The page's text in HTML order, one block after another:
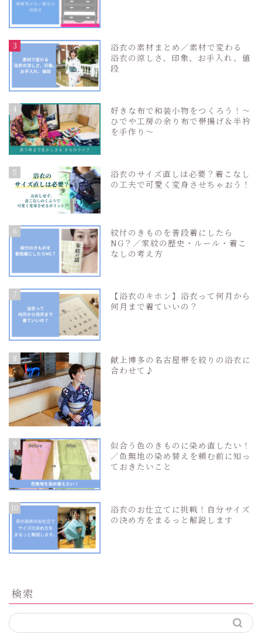
3
浴衣の素材まとめ／素材で変わる
浴衣の涼しさ、印象、お手入れ、値
段
4
好きな布で和装小物をつくろう！〜
ひでや工房の余り布で帯揚げ＆半衿
を手作り〜
5
浴衣のサイズ直しは必要？着こなし
の工夫で可愛く変身させちゃおう！
6
紋付のきものを普段着にしたら
NG？／家紋の歴史・ルール・着こ
なしの考え方
7
【浴衣のキホン】浴衣って何月から
何月まで着ていいの？
8
献上博多の名古屋帯を絞りの浴衣に
合わせて♪
9
似合う色のきものに染め直したい！
／色無地の染め替えを頼む前に知っ
ておきたいこと
10
浴衣のお仕立てに挑戦！自分サイズ
の決め方をまるっと解説します
検索